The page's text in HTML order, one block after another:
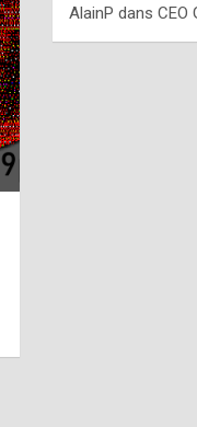
AlainP dans CEO